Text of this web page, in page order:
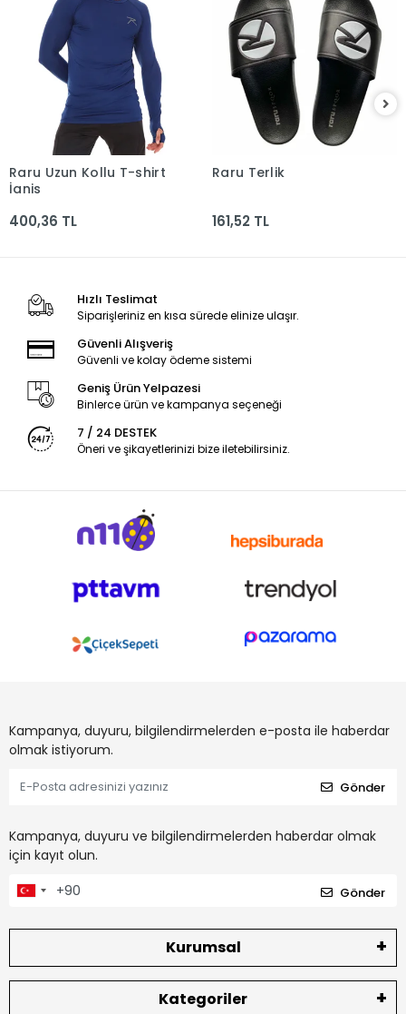
Sepete Ekle
Raru Uzun Kollu T-shirt
İgnis
400,36 TL
Sepete Ekle
Raru Terlik
161,52 TL
Hızlı Teslimat
Siparişleriniz en kısa sürede elinize ulaşır.
Güvenli Alışveriş
Güvenli ve kolay ödeme sistemi
Geniş Ürün Yelpazesi
Binlerce ürün ve kampanya seçeneği
7 / 24 DESTEK
Öneri ve şikayetlerinizi bize iletebilirsiniz.
Kampanya, duyuru, bilgilendirmelerden e-posta ile haberdar
olmak istiyorum.
Gönder
Kampanya, duyuru ve bilgilendirmelerden haberdar olmak
için kayıt olun.
Gönder
Kurumsal
Kategoriler